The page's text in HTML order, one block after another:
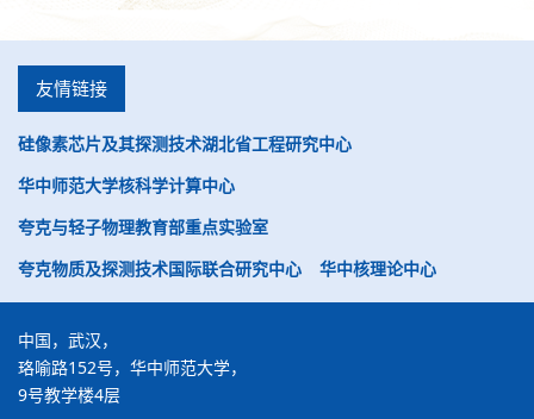
友情链接
硅像素芯片及其探测技术湖北省工程研究中心
华中师范大学核科学计算中心
夸克与轻子物理教育部重点实验室
夸克物质及探测技术国际联合研究中心
华中核理论中心
中国，武汉，
珞喻路152号，华中师范大学，
9号教学楼4层